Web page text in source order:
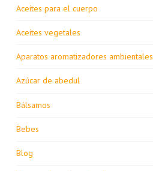
Aceites para el cuerpo
Aceites vegetales
Aparatos aromatizadores ambientales
Azúcar de abedul
Bálsamos
Bebes
Blog